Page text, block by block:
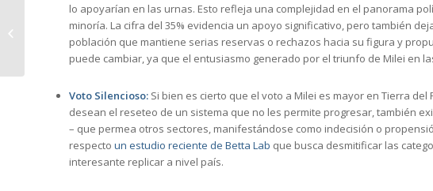
lo apoyarían en las urnas. Esto refleja una complejidad en el panorama
minoría. La cifra del 35% evidencia un apoyo significativo, pero también
población que mantiene serias reservas o rechazos hacia su figura y
puede cambiar, ya que el entusiasmo generado por el triunfo de Milei en
Voto Silencioso: Si bien es cierto que el voto a Milei es mayor en Tierra
desean el reseteo de un sistema que no les permite progresar, también
– que permea otros sectores, manifestándose como indecisión o
respecto un estudio reciente de Betta Lab que busca desmitificar las
interesante replicar a nivel país.
Fernando Chiesa
expuso en el
Congreso Nacional de
Ciencia Política